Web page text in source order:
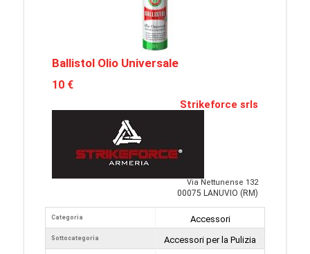
Ballistol Olio Universale
10 €
Strikeforce srls
Via Nettunense 132
00075 LANUVIO (RM)
Categoria
Sottocategoria
Accessori
Accessori per la Pulizia